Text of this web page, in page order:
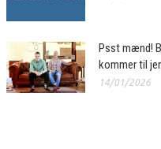
Psst mænd!
kommer til jer.
14/01/2026